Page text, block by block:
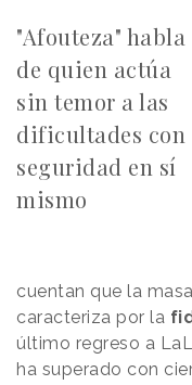
"Afouteza" habla
de quien actúa
sin temor a las
dificultades con
seguridad en sí
mismo
cuentan que la
caracteriza por la
último regreso a
ha superado con